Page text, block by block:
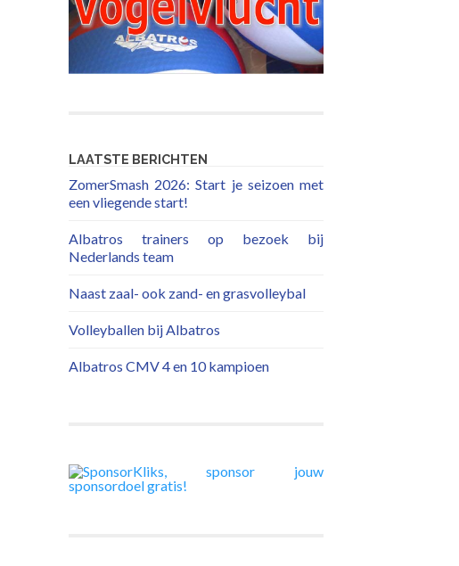
LAATSTE BERICHTEN
ZomerSmash 2026: Start je seizoen met
een vliegende start!
Albatros trainers op bezoek bij
Nederlands team
Naast zaal- ook zand- en grasvolleybal
Volleyballen bij Albatros
Albatros CMV 4 en 10 kampioen